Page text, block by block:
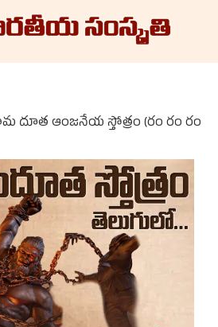
దూత ఆంజనేయ స్తోత్రం (రం రం రం